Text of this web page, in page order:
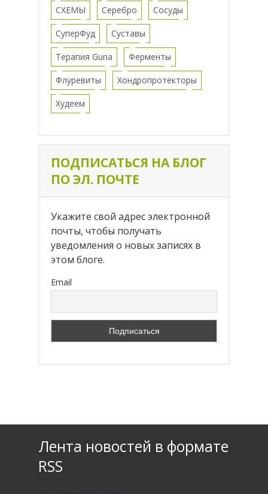
СХЕМЫ Серебро Сосуды
СуперФуд Суставы
Терапия Guna Ферменты
Флуревиты Хондропротекторы
Худеем
ПОДПИСАТЬСЯ НА БЛОГ
ПО ЭЛ. ПОЧТЕ
Укажите свой адрес электронной
почты, чтобы получать
уведомления о новых записях в
этом блоге.
Email
Лента новостей в формате
RSS